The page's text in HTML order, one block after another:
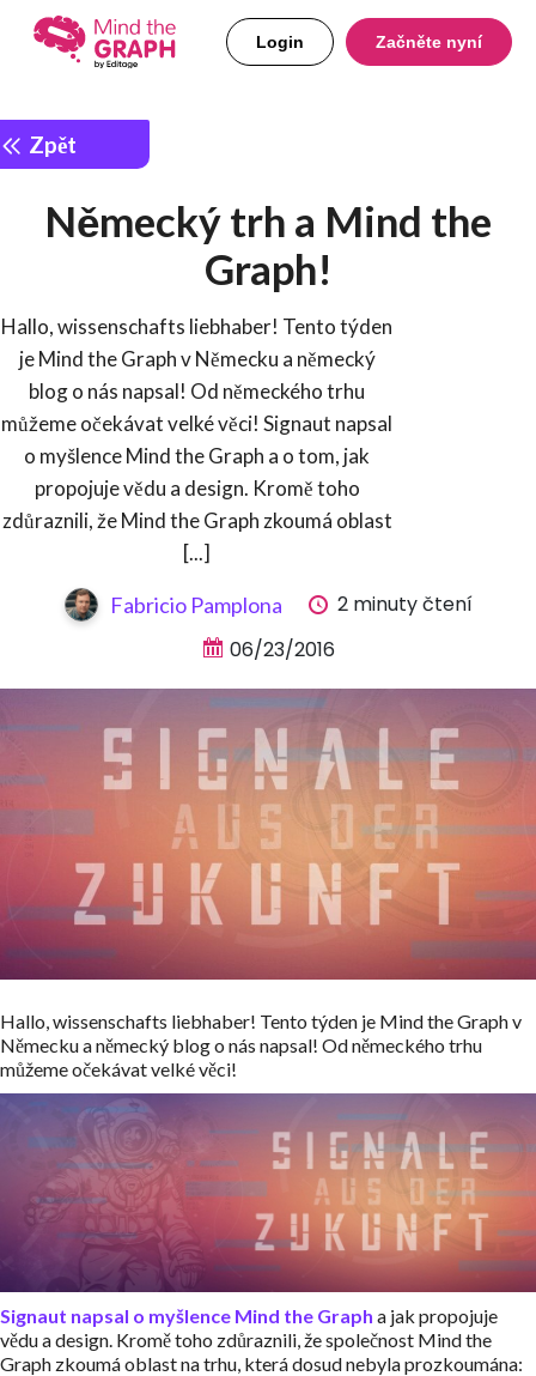
Login Začněte nyní
Zpět
Německý trh a Mind the
Graph!
Hallo, wissenschafts liebhaber! Tento týden
je Mind the Graph v Německu a německý
blog o nás napsal! Od německého trhu
můžeme očekávat velké věci! Signaut napsal
o myšlence Mind the Graph a o tom, jak
propojuje vědu a design. Kromě toho
zdůraznili, že Mind the Graph zkoumá oblast
[...]
Fabricio Pamplona
2 minuty čtení
06/23/2016
Hallo, wissenschafts liebhaber! Tento týden je Mind the Graph v
Německu a německý blog o nás napsal! Od německého trhu
můžeme očekávat velké věci!
Signaut napsal o myšlence Mind the Graph a jak propojuje
vědu a design. Kromě toho zdůraznili, že společnost Mind the
Graph zkoumá oblast na trhu, která dosud nebyla prozkoumána: